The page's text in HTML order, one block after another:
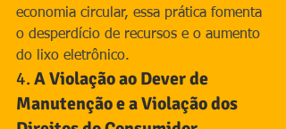
economia circular, essa prática fomenta
o desperdício de recursos e o aumento
do lixo eletrônico.
4. A Violação ao Dever de
Manutenção e a Violação dos